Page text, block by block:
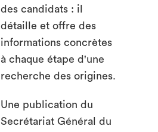
des candidats : il
détaille et offre des
informations concrètes
à chaque étape d'une
recherche des origines.
Une publication du
Secrétariat Général du